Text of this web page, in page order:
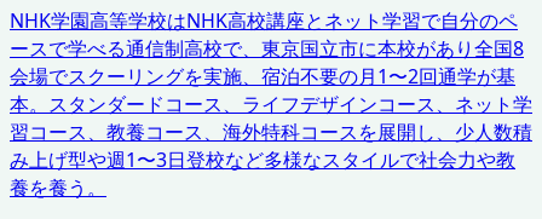
NHK学園高等学校はNHK高校講座とネット学習で自分のペ
ースで学べる通信制高校で、東京国立市に本校があり全国8
会場でスクーリングを実施、宿泊不要の月1〜2回通学が基
本。スタンダードコース、ライフデザインコース、ネット学
習コース、教養コース、海外特科コースを展開し、少人数積
み上げ型や週1〜3日登校など多様なスタイルで社会力や教
養を養う。